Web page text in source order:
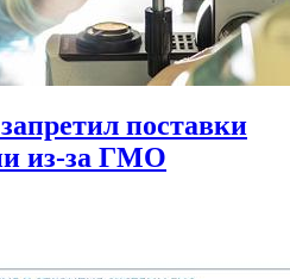
поставки
из-за ГМО